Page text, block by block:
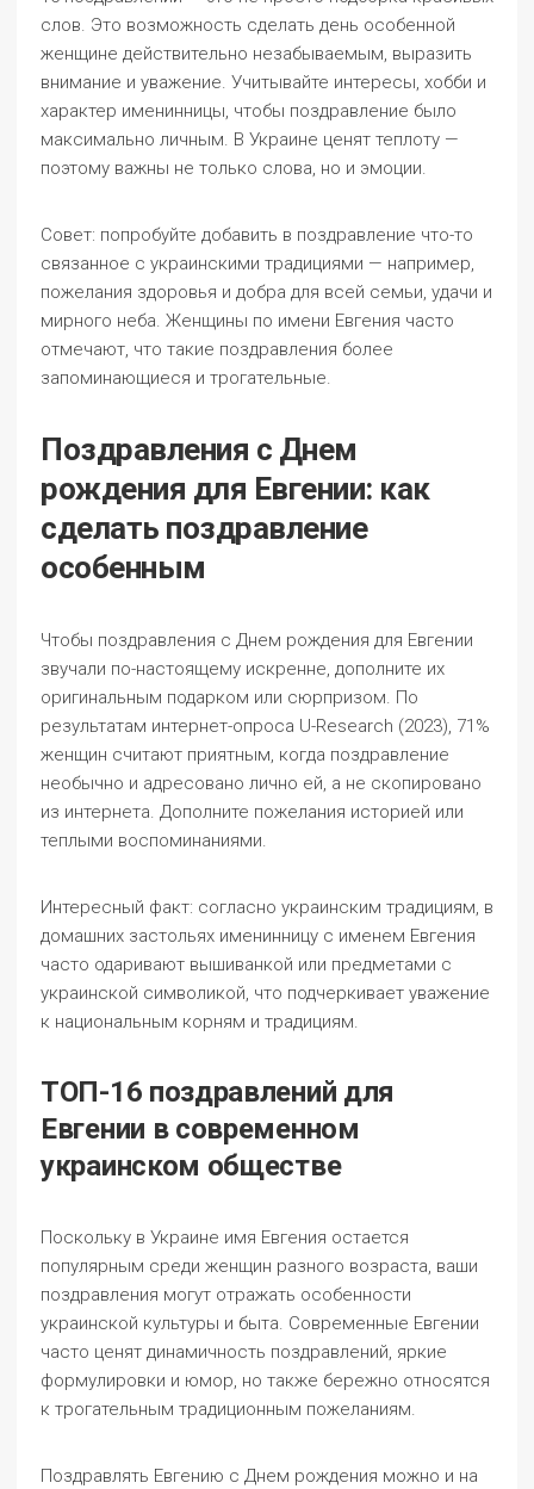
слов. Это возможность сделать день особенной
женщине действительно незабываемым, выразить
внимание и уважение. Учитывайте интересы, хобби и
характер именинницы, чтобы поздравление было
максимально личным. В Украине ценят теплоту —
поэтому важны не только слова, но и эмоции.
Совет: попробуйте добавить в поздравление что-то
связанное с украинскими традициями — например,
пожелания здоровья и добра для всей семьи, удачи и
мирного неба. Женщины по имени Евгения часто
отмечают, что такие поздравления более
запоминающиеся и трогательные.
Поздравления с Днем
рождения для Евгении: как
сделать поздравление
особенным
Чтобы поздравления с Днем рождения для Евгении
звучали по-настоящему искренне, дополните их
оригинальным подарком или сюрпризом. По
результатам интернет-опроса U-Research (2023), 71%
женщин считают приятным, когда поздравление
необычно и адресовано лично ей, а не скопировано
из интернета. Дополните пожелания историей или
теплыми воспоминаниями.
Интересный факт: согласно украинским традициям, в
домашних застольях именинницу с именем Евгения
часто одаривают вышиванкой или предметами с
украинской символикой, что подчеркивает уважение
к национальным корням и традициям.
ТОП-16 поздравлений для
Евгении в современном
украинском обществе
Поскольку в Украине имя Евгения остается
популярным среди женщин разного возраста, ваши
поздравления могут отражать особенности
украинской культуры и быта. Современные Евгении
часто ценят динамичность поздравлений, яркие
формулировки и юмор, но также бережно относятся
к трогательным традиционным пожеланиям.
Поздравлять Евгению с Днем рождения можно и на